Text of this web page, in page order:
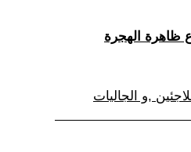
ظاهرة الهجرة
,و الجاليات